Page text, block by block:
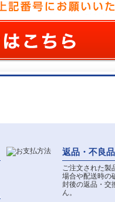
返品・不良
ご注文された製
場合や配送時の
封後の返品・交
ん。